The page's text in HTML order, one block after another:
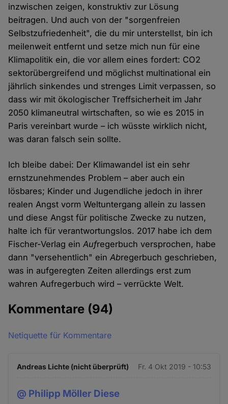
inzwischen zeigen, konstruktiv zur Lösung
beitragen. Und auch von der "sorgenfreien
Selbstzufriedenheit", die du mir unterstellst, bin ich
meilenweit entfernt und setze mich nun für eine
Klimapolitik ein, die vor allem eines fordert: CO2
sektorübergreifend und möglichst multinational ein
jährlich sinkendes und strenges Limit verpassen, so
dass wir mit ökologischer Treffsicherheit im Jahr
2050 klimaneutral wirtschaften, so wie es 2015 in
Paris vereinbart wurde – ich wüsste wirklich nicht,
was daran falsch sein sollte.
Ich bleibe dabei: Der Klimawandel ist ein sehr
ernstzunehmendes Problem – aber auch ein
lösbares; Kinder und Jugendliche jedoch in ihrer
realen Angst vorm Weltuntergang allein zu lassen
und diese Angst für politische Zwecke zu nutzen,
halte ich für verantwortungslos. 2017 habe ich dem
Fischer-Verlag einAufregerbuch versprochen, habe
dann "versehentlich" einAbregerbuch geschrieben,
was in aufgeregten Zeiten allerdings erst zum
wahren Aufregerbuch wird – verrückte Welt.
Kommentare (94)
Netiquette für Kommentare
Andreas Lichte (nicht überprüft) Fr. 4 Okt 2019 - 10:53
@ Philipp Möller Diese